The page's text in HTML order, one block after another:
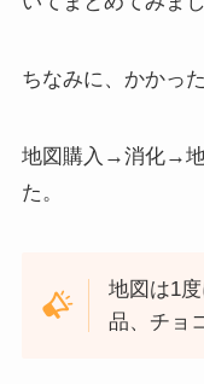
ちなみに、かかっ
地図購入→消化→
た。
地図は1
品、チョ